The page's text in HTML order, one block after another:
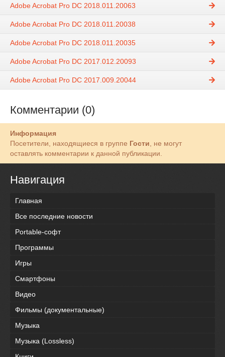
Adobe Acrobat Pro DC 2018.011.20063
Adobe Acrobat Pro DC 2018.011.20038
Adobe Acrobat Pro DC 2018.011.20035
Adobe Acrobat Pro DC 2017.012.20093
Adobe Acrobat Pro DC 2017.009.20044
Комментарии (0)
Информация
Посетители, находящиеся в группе Гости , не могут
оставлять комментарии к данной публикации.
Навигация
Главная
Все последние новости
Portable-софт
Программы
Игры
Смартфоны
Видео
Фильмы (документальные)
Музыка
Музыка (Lossless)